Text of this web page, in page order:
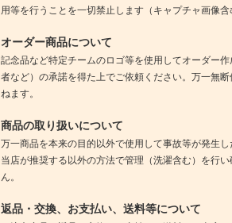
用等を行うことを一切禁止します（キャプチャ画像含
オーダー商品について
記念品など特定チームのロゴ等を使用してオーダー
者など）の承諾を得た上でご依頼ください。万一無
ねます。
商品の取り扱いについて
万一商品を本来の目的以外で使用して事故等が発生
当店が推奨する以外の方法で管理（洗濯含む）を行
ん。
返品・交換、お支払い、送料等について